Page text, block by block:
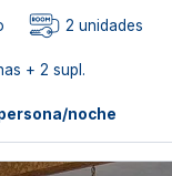
2 unidades
+ 2 supl.
noche